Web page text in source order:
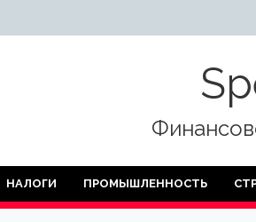
НАЛОГИ ПРОМЫШЛЕННОСТЬ